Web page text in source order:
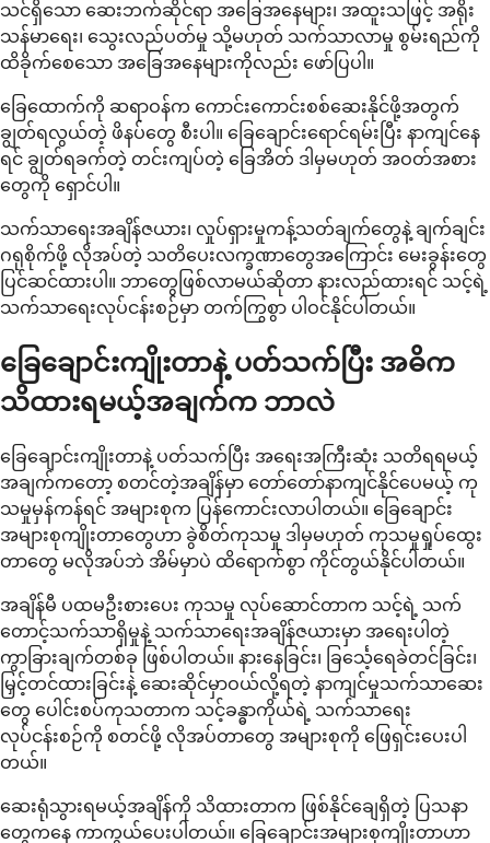
သင်ရှိသော ဆေးဘက်ဆိုင်ရာ အခြေအနေများ၊ အထူးသဖြင့် အရိုး
သန်မာရေး၊ သွေးလည်ပတ်မှု သို့မဟုတ် သက်သာလာမှု စွမ်းရည်ကို
ထိခိုက်စေသော အခြေအနေများကိုလည်း ဖော်ပြပါ။
ခြေထောက်ကို ဆရာဝန်က ကောင်းကောင်းစစ်ဆေးနိုင်ဖို့အတွက်
ချွတ်ရလွယ်တဲ့ ဖိနပ်တွေ စီးပါ။ ခြေချောင်းရောင်ရမ်းပြီး နာကျင်နေ
ရင် ချွတ်ရခက်တဲ့ တင်းကျပ်တဲ့ ခြေအိတ် ဒါမှမဟုတ် အဝတ်အစား
တွေကို ရှောင်ပါ။
သက်သာရေးအချိန်ဇယား၊ လှုပ်ရှားမှုကန့်သတ်ချက်တွေနဲ့ ချက်ချင်း
ဂရုစိုက်ဖို့ လိုအပ်တဲ့ သတိပေးလက္ခဏာတွေအကြောင်း မေးခွန်းတွေ
ပြင်ဆင်ထားပါ။ ဘာတွေဖြစ်လာမယ်ဆိုတာ နားလည်ထားရင် သင့်ရဲ့
သက်သာရေးလုပ်ငန်းစဉ်မှာ တက်ကြွစွာ ပါဝင်နိုင်ပါတယ်။
ခြေချောင်းကျိုးတာနဲ့ ပတ်သက်ပြီး အဓိက
သိထားရမယ့်အချက်က ဘာလဲ
ခြေချောင်းကျိုးတာနဲ့ ပတ်သက်ပြီး အရေးအကြီးဆုံး သတိရရမယ့်
အချက်ကတော့ စတင်တဲ့အချိန်မှာ တော်တော်နာကျင်နိုင်ပေမယ့် ကု
သမှုမှန်ကန်ရင် အများစုက ပြန်ကောင်းလာပါတယ်။ ခြေချောင်း
အများစုကျိုးတာတွေဟာ ခွဲစိတ်ကုသမှု ဒါမှမဟုတ် ကုသမှုရှုပ်ထွေး
တာတွေ မလိုအပ်ဘဲ အိမ်မှာပဲ ထိရောက်စွာ ကိုင်တွယ်နိုင်ပါတယ်။
အချိန်မီ ပထမဦးစားပေး ကုသမှု လုပ်ဆောင်တာက သင့်ရဲ့ သက်
တောင့်သက်သာရှိမှုနဲ့ သက်သာရေးအချိန်ဇယားမှာ အရေးပါတဲ့
ကွာခြားချက်တစ်ခု ဖြစ်ပါတယ်။ နားနေခြင်း၊ ခြင်္သေ့ရေခဲတင်ခြင်း၊
မြှင့်တင်ထားခြင်းနဲ့ ဆေးဆိုင်မှာဝယ်လို့ရတဲ့ နာကျင်မှုသက်သာဆေး
တွေ ပေါင်းစပ်ကုသတာက သင့်ခန္ဓာကိုယ်ရဲ့ သက်သာရေး
လုပ်ငန်းစဉ်ကို စတင်ဖို့ လိုအပ်တာတွေ အများစုကို ဖြေရှင်းပေးပါ
တယ်။
ဆေးရုံသွားရမယ့်အချိန်ကို သိထားတာက ဖြစ်နိုင်ချေရှိတဲ့ ပြသနာ
တွေကနေ ကာကွယ်ပေးပါတယ်။ ခြေချောင်းအများစုကျိုးတာဟာ